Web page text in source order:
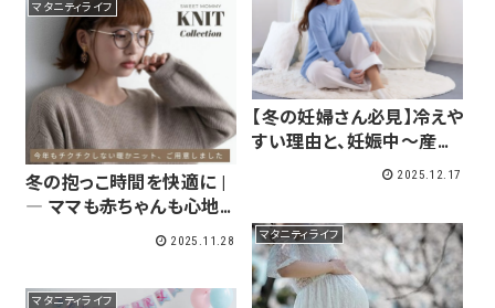
【冬の妊婦さん必見】冷えや
すい理由と、妊娠中〜産後
にできる対策まとめ2025.12.17
マタニティライフ
冬の抱っこ時間を快適に |
― ママも赤ちゃんも心地よ
く過ごすための素材選び
2025.11.28 マタニティライフ
マタニティライフ